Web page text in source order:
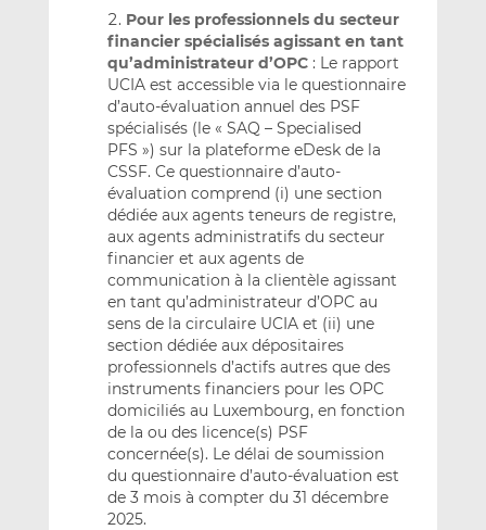
Pour les professionnels du secteur
financier spécialisés agissant en tant
qu’administrateur d’OPC: Le rapport
UCIA est accessible via le questionnaire
d’auto-évaluation annuel des PSF
spécialisés (le « SAQ – Specialised
PFS ») sur la plateforme eDesk de la
CSSF. Ce questionnaire d’auto-
évaluation comprend (i) une section
dédiée aux agents teneurs de registre,
aux agents administratifs du secteur
financier et aux agents de
communication à la clientèle agissant
en tant qu’administrateur d’OPC au
sens de la circulaire UCIA et (ii) une
section dédiée aux dépositaires
professionnels d’actifs autres que des
instruments financiers pour les OPC
domiciliés au Luxembourg, en fonction
de la ou des licence(s) PSF
concernée(s). Le délai de soumission
du questionnaire d’auto-évaluation est
de 3 mois à compter du 31 décembre
2025.